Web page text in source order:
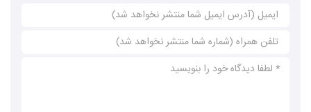
کنید، هر بسته را قبل از باز کردن روکش روی جعبه
در یک کیسه نایلونی قرار دهید و به گونه ای بسته
بندی کنید که هوای محیط وارد آن نشود و آن را